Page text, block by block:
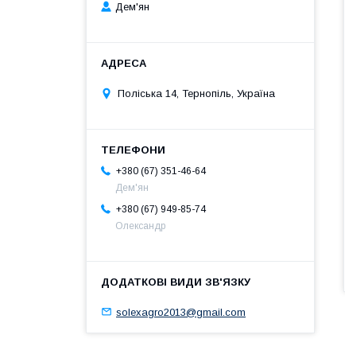
Дем'ян
Поліська 14, Тернопіль, Україна
+380 (67) 351-46-64
Дем'ян
+380 (67) 949-85-74
Олександр
solexagro2013@gmail.com